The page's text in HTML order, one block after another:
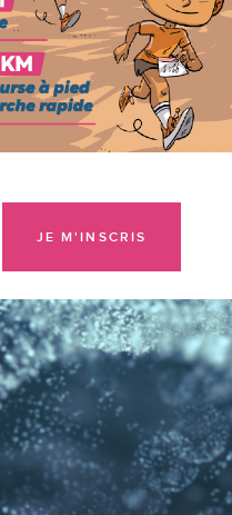
JE M'INSCRIS